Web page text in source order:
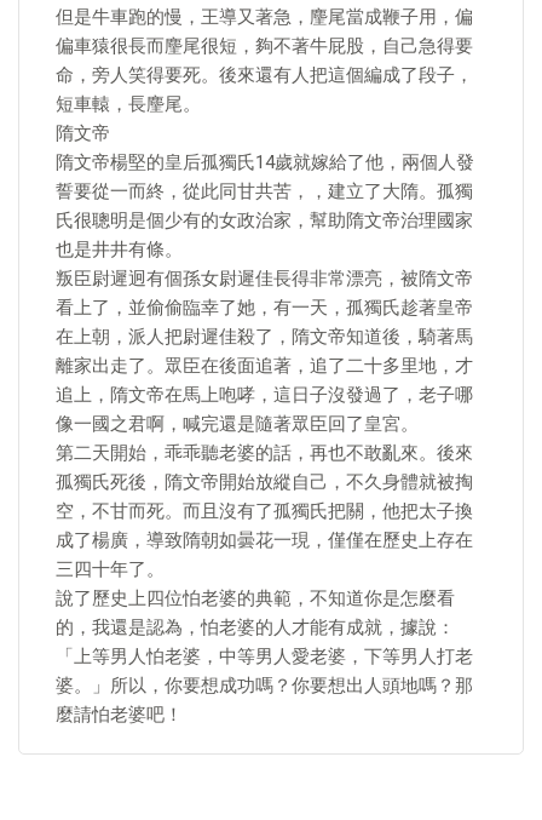
但是牛車跑的慢，王導又著急，麈尾當成鞭子用，偏
偏車猿很長而麈尾很短，夠不著牛屁股，自己急得要
命，旁人笑得要死。後來還有人把這個編成了段子，
短車轅，長麈尾。
隋文帝
隋文帝楊堅的皇后孤獨氏14歲就嫁給了他，兩個人發
誓要從一而終，從此同甘共苦，，建立了大隋。孤獨
氏很聰明是個少有的女政治家，幫助隋文帝治理國家
也是井井有條。
叛臣尉遲迥有個孫女尉遲佳長得非常漂亮，被隋文帝
看上了，並偷偷臨幸了她，有一天，孤獨氏趁著皇帝
在上朝，派人把尉遲佳殺了，隋文帝知道後，騎著馬
離家出走了。眾臣在後面追著，追了二十多里地，才
追上，隋文帝在馬上咆哮，這日子沒發過了，老子哪
像一國之君啊，喊完還是隨著眾臣回了皇宮。
第二天開始，乖乖聽老婆的話，再也不敢亂來。後來
孤獨氏死後，隋文帝開始放縱自己，不久身體就被掏
空，不甘而死。而且沒有了孤獨氏把關，他把太子換
成了楊廣，導致隋朝如曇花一現，僅僅在歷史上存在
三四十年了。
說了歷史上四位怕老婆的典範，不知道你是怎麼看
的，我還是認為，怕老婆的人才能有成就，據說：
「上等男人怕老婆，中等男人愛老婆，下等男人打老
婆。」所以，你要想成功嗎？你要想出人頭地嗎？那
麼請怕老婆吧！